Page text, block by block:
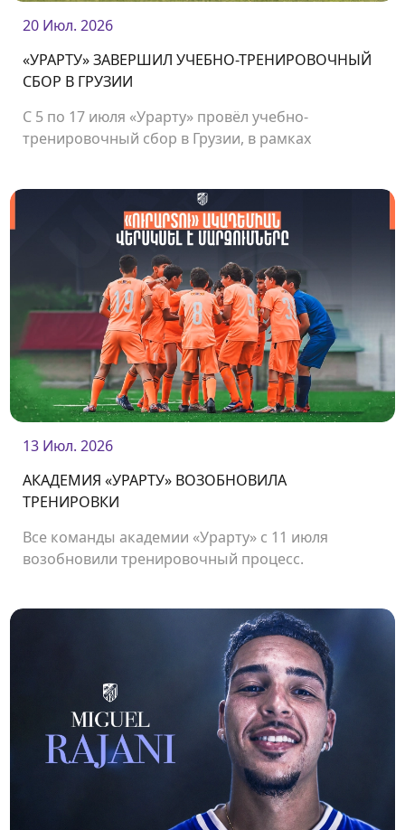
20 Июл. 2026
«УРАРТУ» ЗАВЕРШИЛ УЧЕБНО-ТРЕНИРОВОЧНЫЙ
СБОР В ГРУЗИИ
С 5 по 17 июля «Урарту» провёл учебно-
тренировочный сбор в Грузии, в рамках
13 Июл. 2026
АКАДЕМИЯ «УРАРТУ» ВОЗОБНОВИЛА
ТРЕНИРОВКИ
Все команды академии «Урарту» с 11 июля
возобновили тренировочный процесс.